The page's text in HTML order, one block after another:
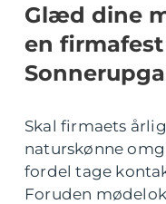
Glæd dine
en
Skal firmaets
naturskønne
fordel tage
Foruden